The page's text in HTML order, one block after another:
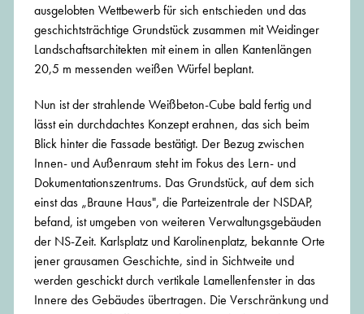
ausgelobten Wettbewerb für sich entschieden und das
geschichtsträchtige Grundstück zusammen mit Weidinger
Landschaftsarchitekten mit einem in allen Kantenlängen
20,5 m messenden weißen Würfel beplant.
Nun ist der strahlende Weißbeton-Cube bald fertig und
lässt ein durchdachtes Konzept erahnen, das sich beim
Blick hinter die Fassade bestätigt. Der Bezug zwischen
Innen- und Außenraum steht im Fokus des Lern- und
Dokumentationszentrums. Das Grundstück, auf dem sich
einst das „Braune Haus", die Parteizentrale der NSDAP,
befand, ist umgeben von weiteren Verwaltungsgebäuden
der NS-Zeit. Karlsplatz und Karolinenplatz, bekannte Orte
jener grausamen Geschichte, sind in Sichtweite und
werden geschickt durch vertikale Lamellenfenster in das
Innere des Gebäudes übertragen. Die Verschränkung und